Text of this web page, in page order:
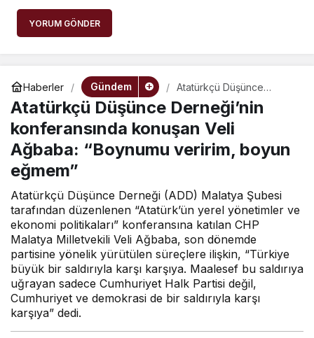
YORUM GÖNDER
Haberler Gündem
Atatürkçü Düşünce
Derneği’nin
konferansında konuşan
Veli Ağbaba: “Boynumu
veririm, boyun eğmem”
Atatürkçü Düşünce Derneği’nin
konferansında konuşan Veli
Ağbaba: “Boynumu veririm, boyun
eğmem”
Atatürkçü Düşünce Derneği (ADD) Malatya Şubesi
tarafından düzenlenen “Atatürk’ün yerel yönetimler ve
ekonomi politikaları” konferansına katılan CHP
Malatya Milletvekili Veli Ağbaba, son dönemde
partisine yönelik yürütülen süreçlere ilişkin, “Türkiye
büyük bir saldırıyla karşı karşıya. Maalesef bu saldırıya
uğrayan sadece Cumhuriyet Halk Partisi değil,
Cumhuriyet ve demokrasi de bir saldırıyla karşı
karşıya” dedi.